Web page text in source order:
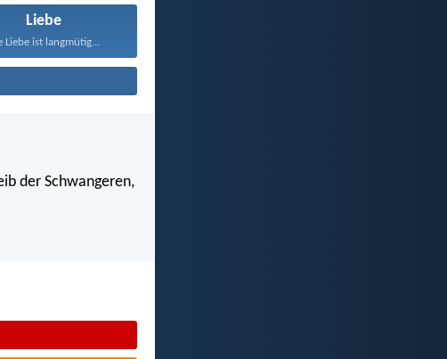
Liebe
Liebe ist langmütig...
der Schwangeren,